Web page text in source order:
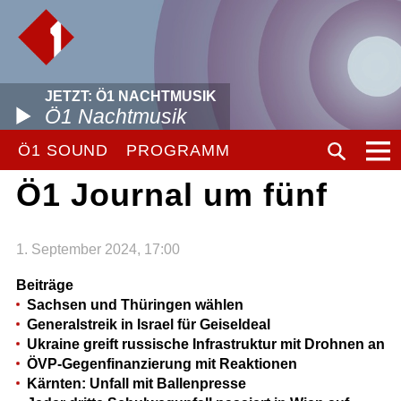
JETZT: Ö1 NACHTMUSIK
Ö1 Nachtmusik
Ö1 SOUND PROGRAMM
Ö1 Journal um fünf
1. September 2024, 17:00
Beiträge
Sachsen und Thüringen wählen
Generalstreik in Israel für Geiseldeal
Ukraine greift russische Infrastruktur mit Drohnen an
ÖVP-Gegenfinanzierung mit Reaktionen
Kärnten: Unfall mit Ballenpresse